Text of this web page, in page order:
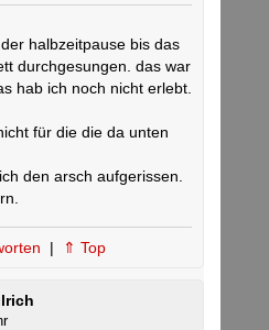
halbzeitpause bis das
durchgesungen. das war
hab ich noch nicht erlebt.
für die die da unten
den arsch aufgerissen.
| ⇑ Top